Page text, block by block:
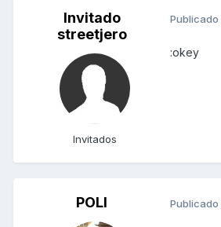
Invitado
streetjero
Invitados
Publicado
:okey
POLI Publicado